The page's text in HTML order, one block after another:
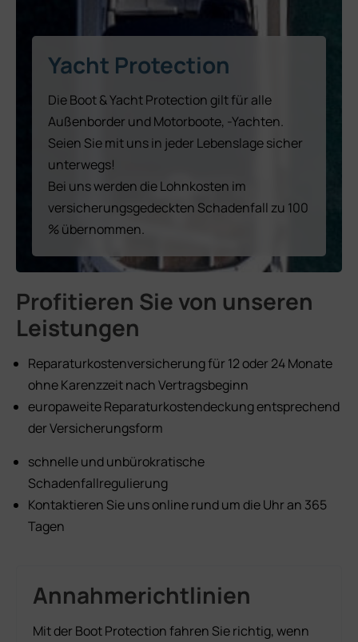
Yacht Protection
Die Boot & Yacht Protection gilt für alle
Außenborder und Motorboote, -Yachten.
Seien Sie mit uns in jeder Lebenslage sicher
unterwegs!
Bei uns werden die Lohnkosten im
versicherungsgedeckten Schadenfall zu 100
% übernommen.
Profitieren Sie von unseren
Leistungen
Reparaturkostenversicherung für 12 oder 24 Monate
ohne Karenzzeit nach Vertragsbeginn
europaweite Reparaturkostendeckung entsprechend
der Versicherungsform
schnelle und unbürokratische
Schadenfallregulierung
Kontaktieren Sie uns online rund um die Uhr an 365
Tagen
Annahmerichtlinien
Mit der Boot Protection fahren Sie richtig, wenn